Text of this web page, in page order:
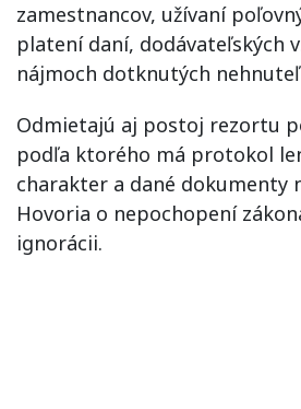
zamestnancov, užívaní
platení daní, dodávateľských
nájmoch dotknutých
Odmietajú aj postoj rezortu
podľa ktorého má protokol
charakter a dané dokumenty
Hovoria o nepochopení
ignorácii.